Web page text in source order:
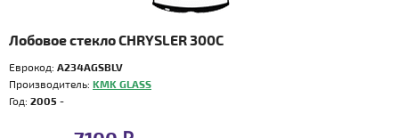
Лобовое стекло CHRYSLER 300C
Еврокод: A234AGSBLV
Производитель: KMK GLASS
Год: 2005 -